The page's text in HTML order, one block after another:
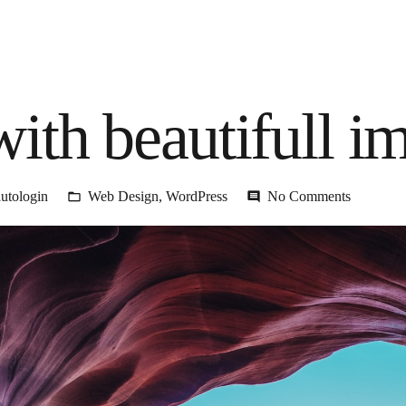
beautifull
folder_open Web Design, WordPress comment No Comments